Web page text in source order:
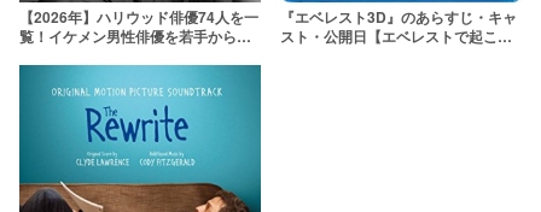
【2026年】ハリウッド俳優74人を一
覧！イケメン男性俳優を若手から大
『エベレスト3D』のあらすじ・キャ
スト・公開日【エベレストで起こっ